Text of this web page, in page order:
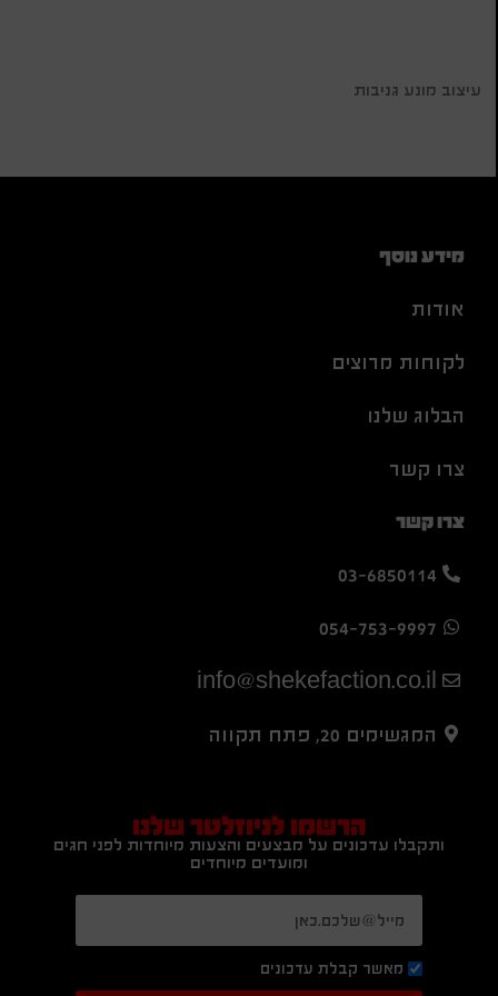
עיצוב מונע גניבות
מידע נוסף
אודות
לקוחות מרוצים
הבלוג שלנו
צרו קשר
צרו קשר
03-6850114
054-753-9997
info@shekefaction.co.il
המגשימים 20, פתח תקווה
הרשמו לניוזלטר שלנו
ותקבלו עדכונים על מבצעים והצעות מיוחדות לפני חגים
ומועדים מיוחדים
מאשר קבלת עדכונים